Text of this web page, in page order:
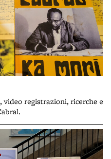
registrazioni, ricerche e